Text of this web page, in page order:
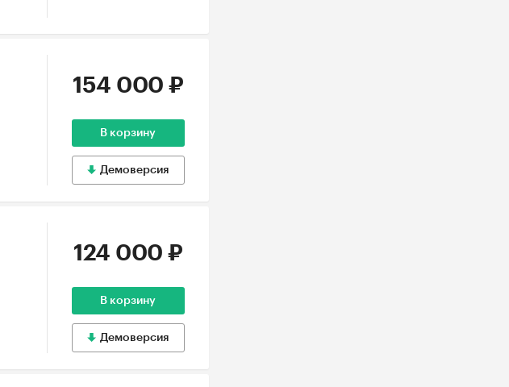
154 000 ₽
В корзину
Демоверсия
124 000 ₽
В корзину
Демоверсия